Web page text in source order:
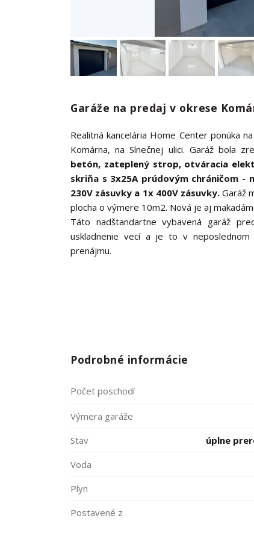
Garáže na predaj v okrese
Realitná kancelária Home Center ponúka
Komárna, na Slnečnej ulici. Garáž bola
betón, zateplený strop, otváracia
skriňa s 3x25A prúdovým chráničom -
230V zásuvky a 1x 400V zásuvky.Garáž
plocha o výmere 10m2. Nová je aj
Táto nadštandartne vybavená garáž
uskladnenie vecí a je to v neposlednom
prenájmu.
Podrobné informácie
Počet poschodí
Výmera garáže
Stav
úplne
Voda
Plyn
Postavené z